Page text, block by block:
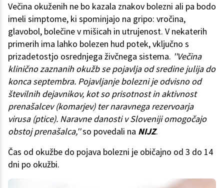
Večina okuženih ne bo kazala znakov bolezni ali pa bodo
imeli simptome, ki spominjajo na gripo: vročina,
glavobol, bolečine v mišicah in utrujenost. V nekaterih
primerih ima lahko bolezen hud potek, vključno s
prizadetostjo osrednjega živčnega sistema. ''Večina
klinično zaznanih okužb se pojavlja od sredine julija do
konca septembra. Pojavljanje bolezni je odvisno od
številnih dejavnikov, kot so prisotnost in aktivnost
prenašalcev (komarjev) ter naravnega rezervoarja
virusa (ptice). Naravne danosti v Sloveniji omogočajo
obstoj prenašalca,''so povedali na NIJZ.
Čas od okužbe do pojava bolezni je običajno od 3 do 14
dni po okužbi.